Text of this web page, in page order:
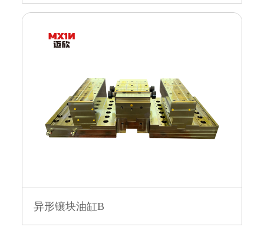
异形镶块油缸B